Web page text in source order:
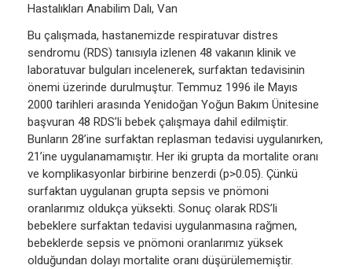
Hastalıkları Anabilim Dalı, Van
Bu çalışmada, hastanemizde respiratuvar distres
sendromu (RDS) tanısıyla izlenen 48 vakanın klinik ve
laboratuvar bulguları incelenerek, surfaktan tedavisinin
önemi üzerinde durulmuştur. Temmuz 1996 ile Mayıs
2000 tarihleri arasında Yenidoğan Yoğun Bakım Ünitesine
başvuran 48 RDS’li bebek çalışmaya dahil edilmiştir.
Bunların 28’ine surfaktan replasman tedavisi uygulanırken,
21’ine uygulanamamıştır. Her iki grupta da mortalite oranı
ve komplikasyonlar birbirine benzerdi (p>0.05). Çünkü
surfaktan uygulanan grupta sepsis ve pnömoni
oranlarımız oldukça yüksekti. Sonuç olarak RDS’li
bebeklere surfaktan tedavisi uygulanmasına rağmen,
bebeklerde sepsis ve pnömoni oranlarımız yüksek
olduğundan dolayı mortalite oranı düşürülememiştir.